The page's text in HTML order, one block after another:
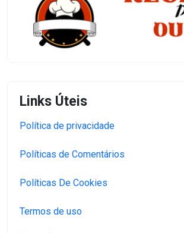
Links Úteis
Política de privacidade
Políticas de Comentários
Políticas De Cookies
Termos de uso